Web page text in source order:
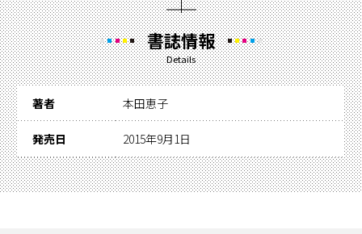
書誌情報
Details
著者 本田恵子
発売日 2015年9月1日